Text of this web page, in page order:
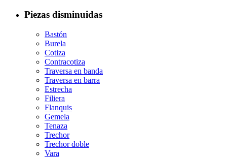
Piezas disminuidas
Bastón
Burela
Cotiza
Contracotiza
Traversa en banda
Traversa en barra
Estrecha
Filiera
Flanquis
Gemela
Tenaza
Trechor
Trechor doble
Vara